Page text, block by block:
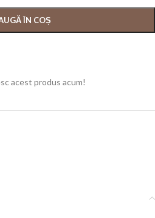
ÎN COȘ
acest produs acum!